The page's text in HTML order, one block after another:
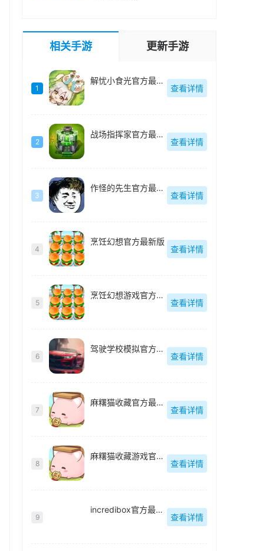
相关手游 更新手游
1
解忧小食光官方最新版
查看详情
2
战场指挥家官方最新版
查看详情
3
作怪的先生官方最新版
查看详情
4
烹饪幻想官方最新版
查看详情
5
烹饪幻想游戏官方最新版
查看详情
6
驾驶学校模拟官方最新版
查看详情
7
麻糬猫收藏官方最新版
查看详情
8
麻糬猫收藏游戏官方最新版
查看详情
9
incredibox官方最新版
查看详情